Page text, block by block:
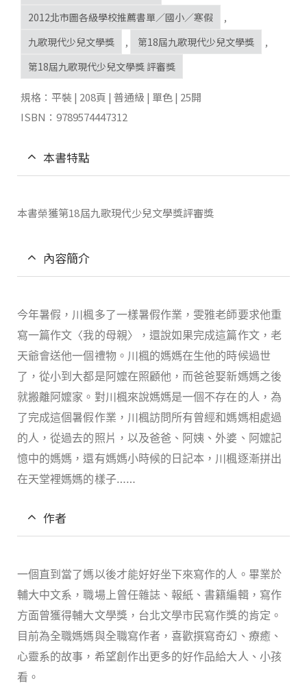
2012北市圖各級學校推薦書單／國小／寒假
,
九歌現代少兒文學獎
, 第18屆九歌現代少兒文學獎
,
第18屆九歌現代少兒文學獎 評審獎
規格：平裝 | 208頁 | 普通級 | 單色 | 25開
ISBN：9789574447312
本書特點
本書榮獲第18屆九歌現代少兒文學獎評審獎
內容簡介
今年暑假，川楓多了一樣暑假作業，雯雅老師要求他重
寫一篇作文〈我的母親〉，還說如果完成這篇作文，老
天爺會送他一個禮物。川楓的媽媽在生他的時候過世
了，從小到大都是阿嬤在照顧他，而爸爸娶新媽媽之後
就搬離阿嬤家。對川楓來說媽媽是一個不存在的人，為
了完成這個暑假作業，川楓訪問所有曾經和媽媽相處過
的人，從過去的照片，以及爸爸、阿姨、外婆、阿嬤記
憶中的媽媽，還有媽媽小時候的日記本，川楓逐漸拼出
在天堂裡媽媽的樣子……
作者
一個直到當了媽以後才能好好坐下來寫作的人。畢業於
輔大中文系，職場上曾任雜誌、報紙、書籍編輯，寫作
方面曾獲得輔大文學獎，台北文學市民寫作獎的肯定。
目前為全職媽媽與全職寫作者，喜歡撰寫奇幻、療癒、
心靈系的故事，希望創作出更多的好作品給大人、小孩
看。